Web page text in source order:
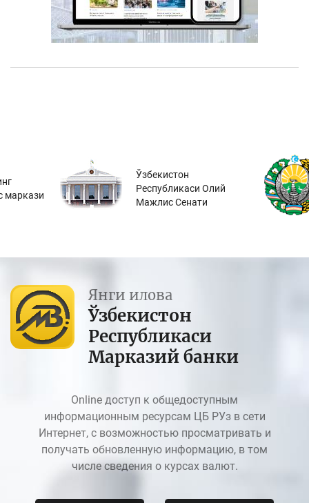
маркази
Ўзбекистон
Республикаси Олий
Мажлис Сенати
Янги илова
Ўзбекистон
Республикаси
Марказий банки
Online доступ к общедоступным
информационным ресурсам ЦБ РУз в сети
Интернет, с возможностью просматривать и
получать обновленную информацию, в том
числе сведения о курсах валют.